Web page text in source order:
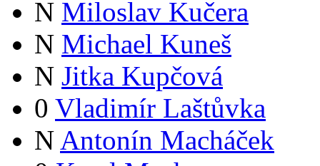
N Miloslav Kučera
N Michael Kuneš
N Jitka Kupčová
0 Vladimír Laštůvka
N Antonín Macháček